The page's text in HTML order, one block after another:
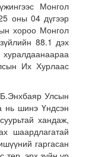
Монгол
оны 04 дүгээр
хороо Монгол
88.1 дэх
Их Хурлаас
Улсын
нь шинэ Үндсэн
хандаж,
шаардлагатай
гаргасан